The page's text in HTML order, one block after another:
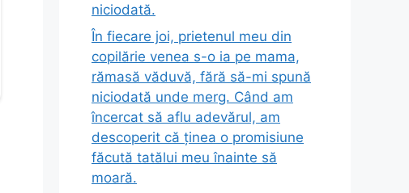
niciodată.
În fiecare joi, prietenul meu din
copilărie venea s-o ia pe mama,
rămasă văduvă, fără să-mi spună
niciodată unde merg. Când am
încercat să aflu adevărul, am
descoperit că ținea o promisiune
făcută tatălui meu înainte să
moară.